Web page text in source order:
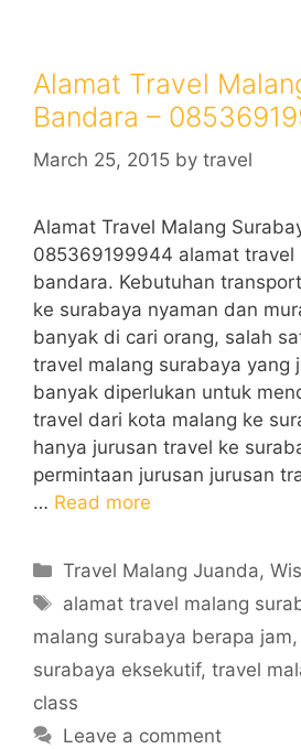
Alamat Travel
Bandara –
March 25, 2015 by travel
Alamat Travel Malang
085369199944 alamat travel
bandara. Kebutuhan
ke surabaya nyaman dan
banyak di cari orang, salah
travel malang surabaya yang
banyak diperlukan untuk
travel dari kota malang ke
hanya jurusan travel ke
permintaan jurusan jurusan
… Read more
Categories
Travel Malang Juanda,
Tags
alamat travel malang
malang surabaya berapa jam,
surabaya eksekutif, travel
class
Leave a comment